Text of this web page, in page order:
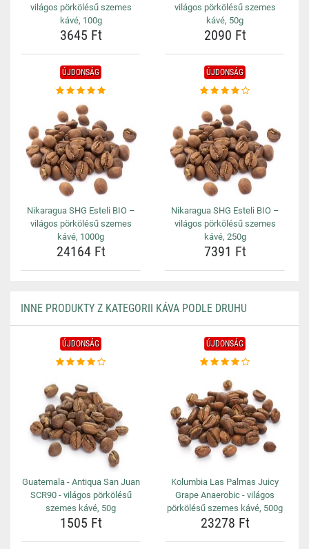
világos pörkölésű szemes
kávé, 100g
3645 Ft
világos pörkölésű szemes
kávé, 50g
2090 Ft
ÚJDONSÁG
Nikaragua SHG Esteli BIO –
világos pörkölésű szemes
kávé, 1000g
24164 Ft
ÚJDONSÁG
Nikaragua SHG Esteli BIO –
világos pörkölésű szemes
kávé, 250g
7391 Ft
INNE PRODUKTY Z KATEGORII KÁVA PODLE DRUHU
ÚJDONSÁG
Guatemala - Antiqua San Juan
SCR90 - világos pörkölésű
szemes kávé, 50g
1505 Ft
ÚJDONSÁG
Kolumbia Las Palmas Juicy
Grape Anaerobic - világos
pörkölésű szemes kávé, 500g
23278 Ft